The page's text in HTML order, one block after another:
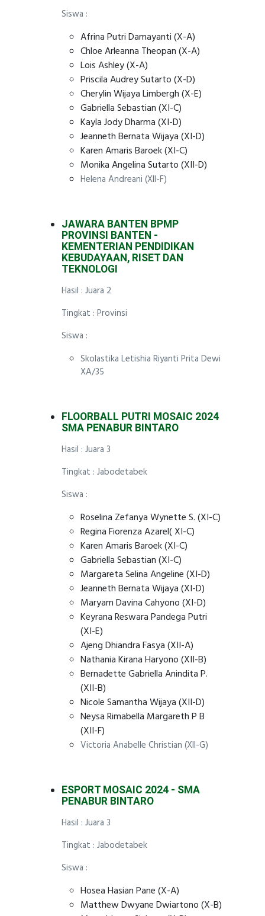
Siswa :
Afrina Putri Damayanti (X-A)
Chloe Arleanna Theopan (X-A)
Lois Ashley (X-A)
Priscila Audrey Sutarto (X-D)
Cherylin Wijaya Limbergh (X-E)
Gabriella Sebastian (XI-C)
Kayla Jody Dharma (XI-D)
Jeanneth Bernata Wijaya (XI-D)
Karen Amaris Baroek (XI-C)
Monika Angelina Sutarto (XII-D)
Helena Andreani (XII-F)
JAWARA BANTEN BPMP
PROVINSI BANTEN -
KEMENTERIAN PENDIDIKAN
KEBUDAYAAN, RISET DAN
TEKNOLOGI
Hasil : Juara 2
Tingkat : Provinsi
Siswa :
Skolastika Letishia Riyanti Prita Dewi
XA/35
FLOORBALL PUTRI MOSAIC 2024
SMA PENABUR BINTARO
Hasil : Juara 3
Tingkat : Jabodetabek
Siswa :
Roselina Zefanya Wynette S. (XI-C)
Regina Fiorenza Azarel( XI-C)
Karen Amaris Baroek (XI-C)
Gabriella Sebastian (XI-C)
Margareta Selina Angeline (XI-D)
Jeanneth Bernata Wijaya (XI-D)
Maryam Davina Cahyono (XI-D)
Keyrana Reswara Pandega Putri
(XI-E)
Ajeng Dhiandra Fasya (XII-A)
Nathania Kirana Haryono (XII-B)
Bernadette Gabriella Anindita P.
(XII-B)
Nicole Samantha Wijaya (XII-D)
Neysa Rimabella Margareth P B
(XII-F)
Victoria Anabelle Christian (XII-G)
ESPORT MOSAIC 2024 - SMA
PENABUR BINTARO
Hasil : Juara 3
Tingkat : Jabodetabek
Siswa :
Hosea Hasian Pane (X-A)
Matthew Dwyane Dwiartono (X-B)